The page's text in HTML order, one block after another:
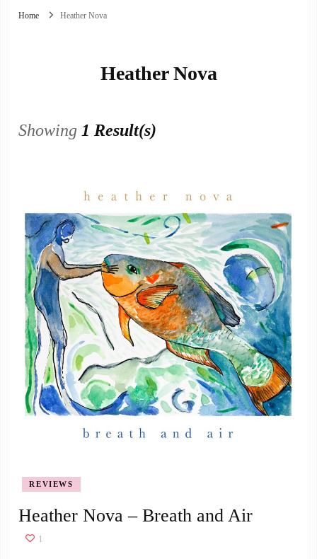
Home Heather Nova
Heather Nova
Showing 1 Result(s)
REVIEWS
Heather Nova – Breath and Air
1